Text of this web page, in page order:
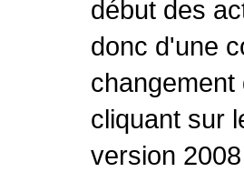
début des
donc d'une
cliquant sur
version